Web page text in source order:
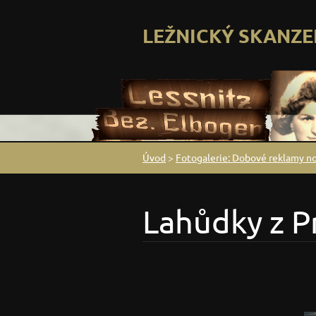
LEŽNICKÝ
Úvod > Fotogalerie: Dobové reklamy
Lahůdky z